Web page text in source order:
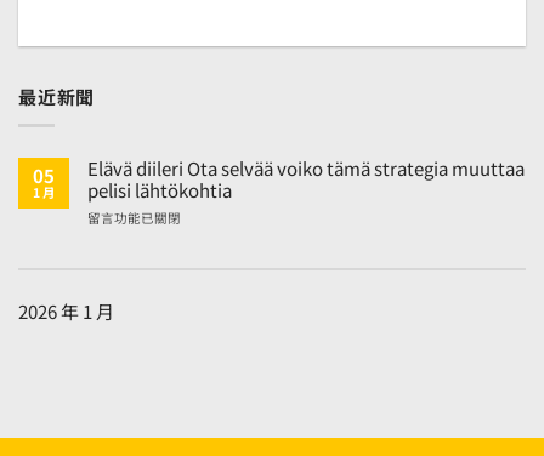
最近新聞
05
1 月
Elävä diileri Ota selvää voiko tämä strategia muuttaa
pelisi lähtökohtia
在
voiko
留言功能已關閉
2026 年 1 月